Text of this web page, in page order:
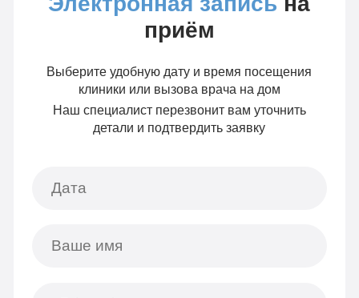
приём
Выберите удобную дату и время посещения
клиники или вызова врача на дом
Наш специалист перезвонит вам уточнить
детали и подтвердить заявку